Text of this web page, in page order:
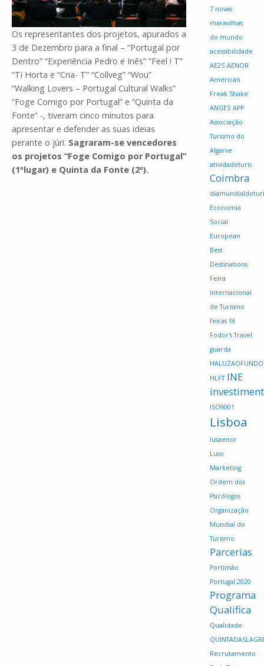
Os representantes dos projetos, apurados a
3 de Dezembro para a final – “Portugal por
Dentro” “Experiência Pedro e Inês” ”Feel ! T”
“Ti Horta e “Cria- T” “Collveg” “Wou”
“Walking Lovers – Portugal Cultural Walks”
“Foge Comigo por Portugal” e “Quinta da
Fonte” -, tiveram cinco minutos para
apresentar e defender as suas ideias
perante o júri. Sagraram-se vencedores
os projetos “Foge Comigo por Portugal”
(1ºlugar) e Quinta da Fonte (2º).
7 novas
maravilhas
do mundo
acessibilidade
AE2S AENOR
American
Freak Shake
ANGES APP
Associação
Turismo do
Algarve
atividadeturis
Coimbra
Economia
Social
European
Best
Destinations
Feira
Internacional
de Turismo
feiras fit
Fodor's Travel
guarda
HLFT INE
ISO9001
Lisboa
lusaenor
Luso
Marketing
Ordem dos
Psicólogos
Organização
Mundial do
Turismo
Parcerias
Portimão
Portugal 2020
Programa
Qualifica
Qualidade
Recrutamento